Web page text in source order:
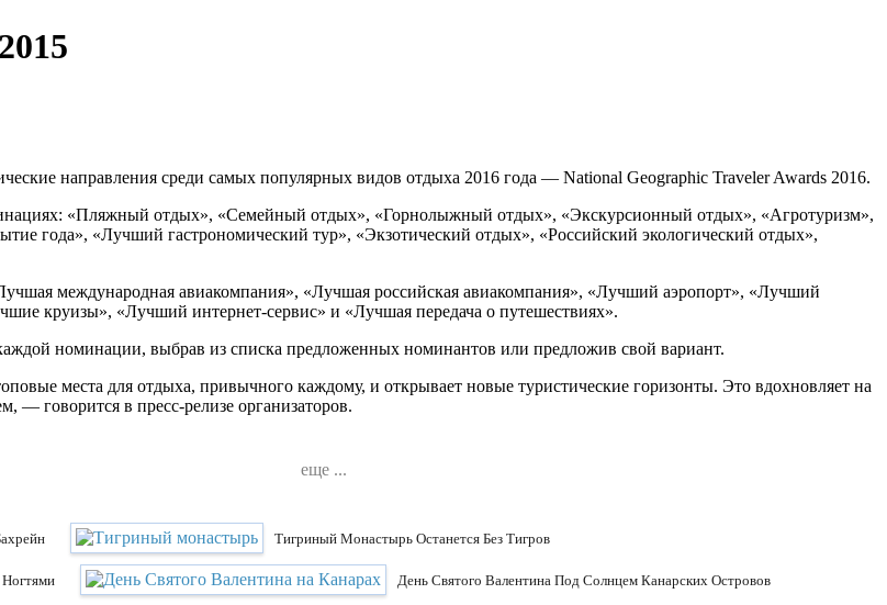
направления среди самых популярных видов отдыха 2016 года — National Geographic Traveler Awards 2016.
«Пляжный отдых», «Семейный отдых», «Горнолыжный отдых», «Экскурсионный отдых», «Агротуризм»,
года», «Лучший гастрономический тур», «Экзотический отдых», «Российский экологический отдых»,
международная авиакомпания», «Лучшая российская авиакомпания», «Лучший аэропорт», «Лучший
круизы», «Лучший интернет-сервис» и «Лучшая передача о путешествиях».
номинации, выбрав из списка предложенных номинантов или предложив свой вариант.
места для отдыха, привычного каждому, и открывает новые туристические горизонты. Это вдохновляет на
— говорится в пресс-релизе организаторов.
еще ...
Тигриный Монастырь Останется Без Тигров
День Святого Валентина Под Солнцем Канарских Островов